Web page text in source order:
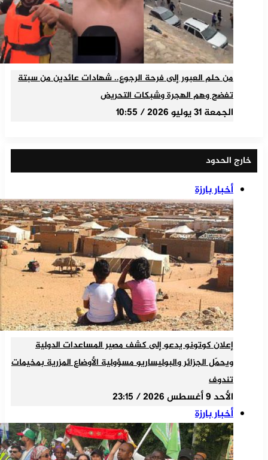
من حلم العبور إلى فرحة الرجوع.. شهادات عائدين من سبتة
تفضح وهم الهجرة وشبكات التحريض
الجمعة 31 يوليو 2026 / 10:55
خارج الحدود
أخبار بارزة
إعلان كوتونو يدعو إلى كشف مصير المساعدات الدولية
ويحمّل الجزائر والبوليساريو مسؤولية الأوضاع المزرية بمخيمات
تندوف
الأحد 9 أغسطس 2026 / 23:15
أخبار بارزة